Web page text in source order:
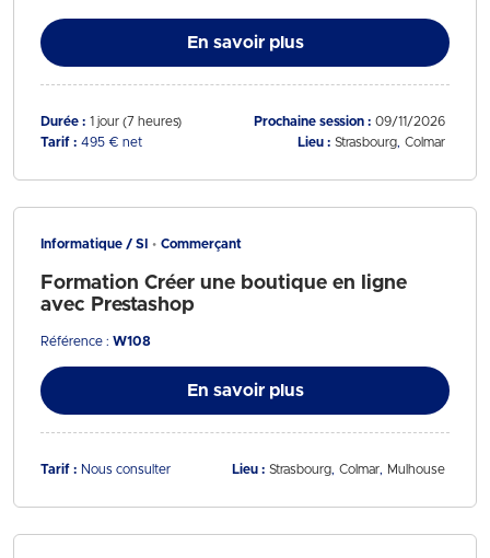
En savoir plus
Durée : 1 jour (7 heures) Prochaine session : 09/11/2026
Tarif : 495 € net Lieu : Strasbourg Colmar
Informatique / SI Commerçant
Formation Créer une boutique en ligne
avec Prestashop
Référence : W108
En savoir plus
Tarif : Nous consulter Lieu : Strasbourg Colmar Mulhouse